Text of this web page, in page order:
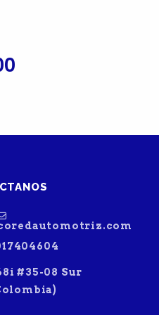
#35-08 Sur